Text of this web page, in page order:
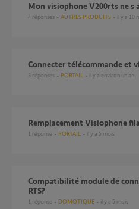
mon visiophone V200rts ne s
4 réponses AUTRES PRODUITS il y a 10
connecter télécommande et
3 réponses PORTAIL il y a environ un an
Remplacement Visiophone
1 réponse PORTAIL il y a 5 mois
Compatibilité module de connectivité Visiophone v500
RTS?
1 réponse DOMOTIQUE il y a 5 mois